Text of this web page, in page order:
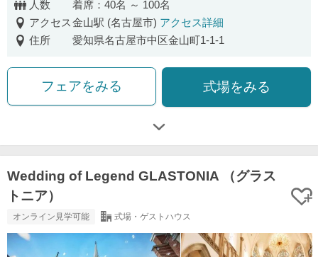
人数
着席：40名 ～ 100名
アクセス金山駅 (名古屋市) アクセス詳細
住所
愛知県名古屋市中区金山町1-1-1
フェアをみる 式場をみる
Wedding of Legend GLASTONIA （グラス
トニア）
オンライン見学可能 式場・ゲストハウス